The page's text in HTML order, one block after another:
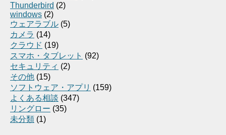
Thunderbird (2)
windows (2)
ウェアラブル (5)
カメラ (14)
クラウド (19)
スマホ・タブレット (92)
セキュリティ (2)
その他 (15)
ソフトウェア・アプリ (159)
よくある相談 (347)
リングロー (35)
未分類 (1)